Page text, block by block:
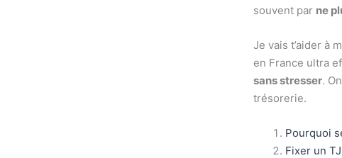
souvent par ne
Je vais t’aider à
en France ultra
sans stresser.
trésorerie.
Pourquoi
Fixer un